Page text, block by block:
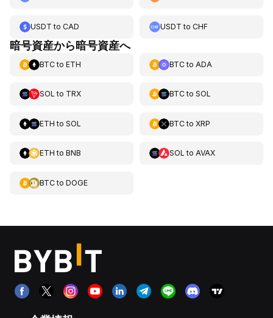
USDT to CAD USDT toCHF
暗号資産から暗号資産へ
BTCto ETH BTCto ADA
SOL to TRX BTCto SOL
ETH to SOL BTCto XRP
ETH to BNB SOL to AVAX
BTCto DOGE